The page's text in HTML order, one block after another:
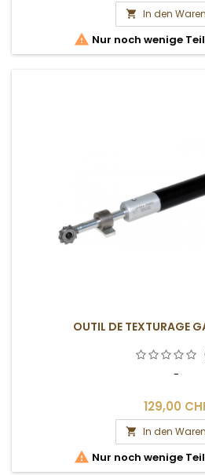
 In den
 Nur noch wenige
OUTIL DE TEXTURAGE
-
129,00
 In den
 Nur noch wenige